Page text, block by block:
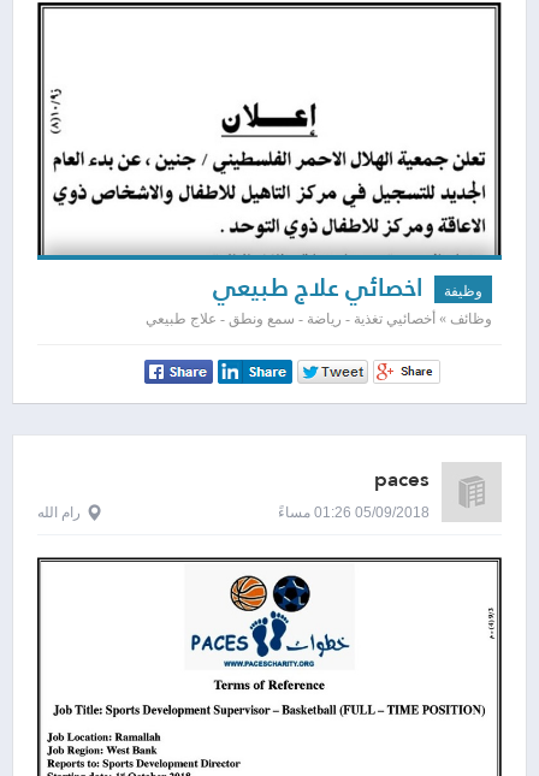
وظيفة اخصائي علاج طبيعي
وظائف » أخصائيي تغذية - رياضة - سمع ونطق - علاج طبيعي
paces
05/09/2018 01:26 مساءً رام الله